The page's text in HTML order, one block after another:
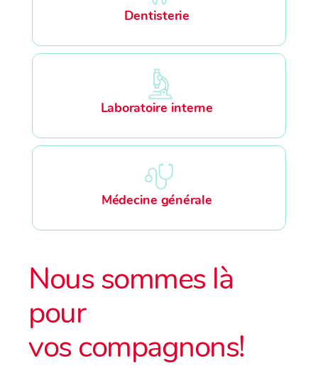
Dentisterie
Laboratoire interne
Médecine générale
Nous sommes là
pour
vos compagnons!